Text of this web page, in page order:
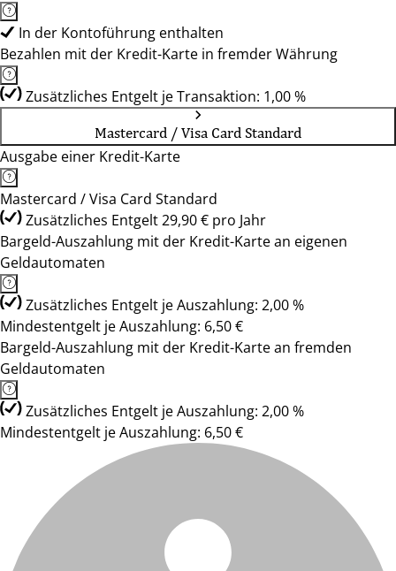
In der Kontoführung enthalten
Bezahlen mit der Kredit-Karte in fremder Währung
Zusätzliches Entgelt je Transaktion: 1,00 %
Mastercard / Visa Card Standard
Ausgabe einer Kredit-Karte
Mastercard / Visa Card Standard
Zusätzliches Entgelt 29,90 € pro Jahr
Bargeld-Auszahlung mit der Kredit-Karte an eigenen
Geldautomaten
Zusätzliches Entgelt je Auszahlung: 2,00 %
Mindestentgelt je Auszahlung: 6,50 €
Bargeld-Auszahlung mit der Kredit-Karte an fremden
Geldautomaten
Zusätzliches Entgelt je Auszahlung: 2,00 %
Mindestentgelt je Auszahlung: 6,50 €